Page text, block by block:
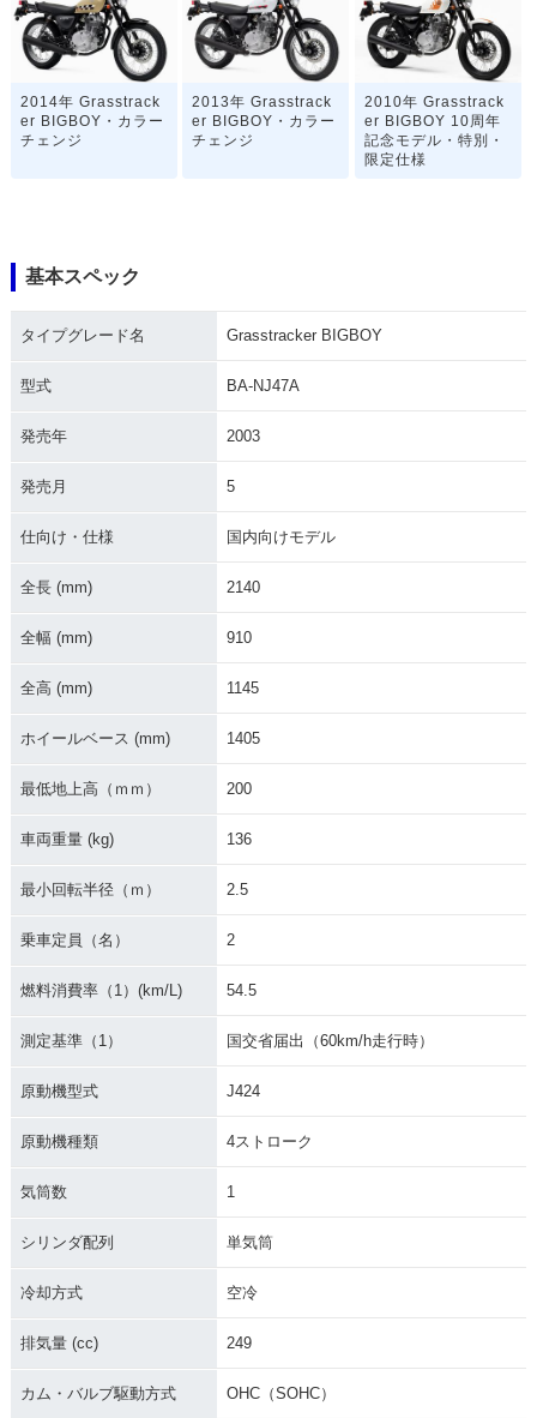
2014年 Grasstrack
er BIGBOY・カラー
チェンジ
2013年 Grasstrack
er BIGBOY・カラー
チェンジ
2010年 Grasstrack
er BIGBOY 10周年
記念モデル・特別・
限定仕様
2009年 Grasstrack
ーチェンジ
2004年 Grasstrack
ーチェンジ
2003年 Grasstrack
er BIGBOY
er BIGBOY
基本スペック
タイプグレード名 Grasstracker BIGBOY
型式 BA-NJ47A
発売年 2003
発売月 5
仕向け・仕様 国内向けモデル
全長 (mm) 2140
全幅 (mm) 910
全高 (mm) 1145
ホイールベース (mm) 1405
最低地上高（ｍｍ） 200
車両重量 (kg) 136
最小回転半径（ｍ） 2.5
乗車定員（名） 2
燃料消費率（1）(km/L) 54.5
測定基準（1） 国交省届出（60km/h走行時）
原動機型式 J424
原動機種類 4ストローク
気筒数 1
シリンダ配列 単気筒
冷却方式 空冷
排気量 (cc) 249
カム・バルブ駆動方式 OHC（SOHC）